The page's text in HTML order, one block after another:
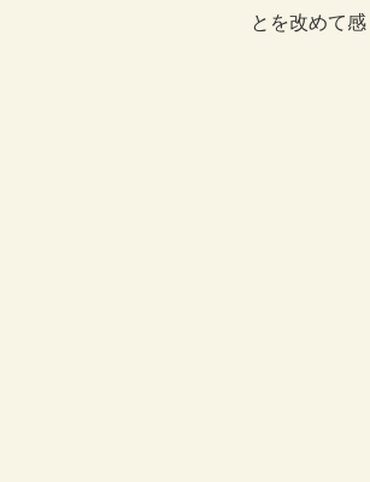
とを改めて感